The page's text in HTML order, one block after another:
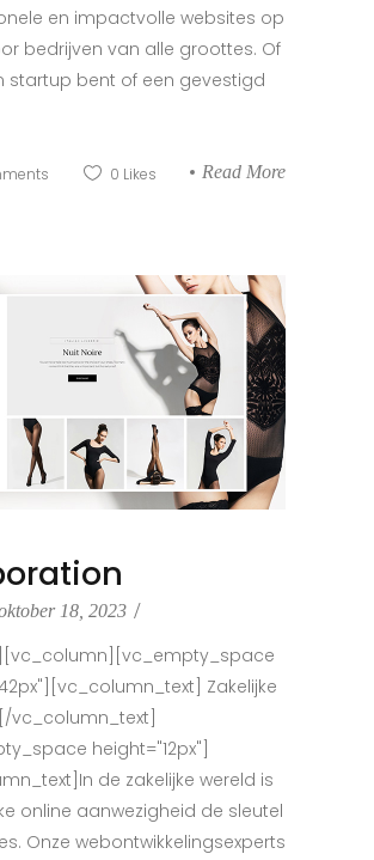
en impactvolle websites op
bedrijven van alle groottes. Of
startup bent of een gevestigd
0 Likes Read More
18, 2023
Zakelijke
vc_column_text]
height="12px"]
de zakelijke wereld is
online aanwezigheid de sleutel
Onze webontwikkelingsexperts